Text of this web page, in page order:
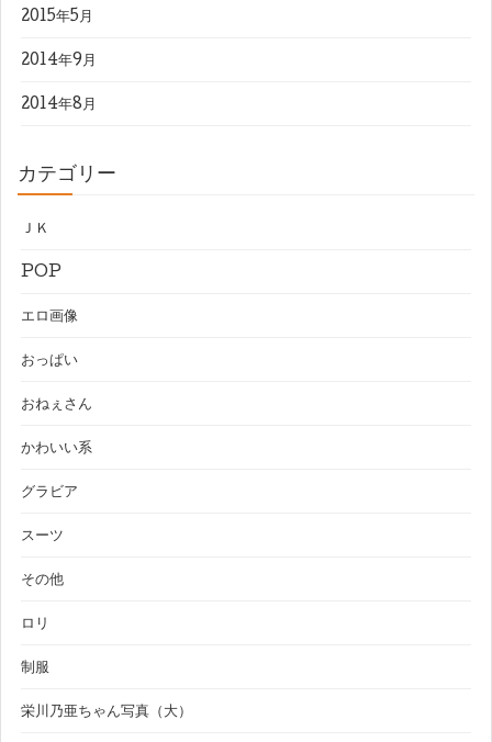
2015年5月
2014年9月
2014年8月
カテゴリー
ＪＫ
POP
エロ画像
おっぱい
おねぇさん
かわいい系
グラビア
スーツ
その他
ロリ
制服
栄川乃亜ちゃん写真（大）